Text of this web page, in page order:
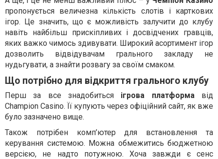
пропонується величезна кількість слотів і карткових
ігор. Це значить, що є можливість залучити до клубу
навіть найбільш прискіпливих і досвідчених гравців,
яких важко чимось здивувати. Широкий асортимент ігор
дозволить відвідувачам грального закладу не
нудьгувати, а знайти розвагу за своїм смаком.
Що потрібно для відкриття грального клубу
Перш за все знадобиться ігрова платформа від
Champion Сasino. Її купують через офіційний сайт, як вже
було зазначено вище.
Також потрібен комп’ютер для встановлення та
керування системою. Можна обмежитись бюджетною
версією, не надто потужною. Хоча завжди є сенс